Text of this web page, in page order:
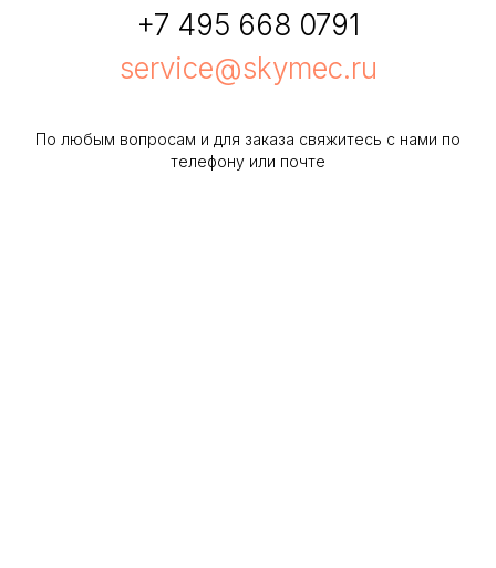
+7 495 668 0791
service@skymec.ru
По любым вопросам и для заказа свяжитесь с нами по
телефону или почте